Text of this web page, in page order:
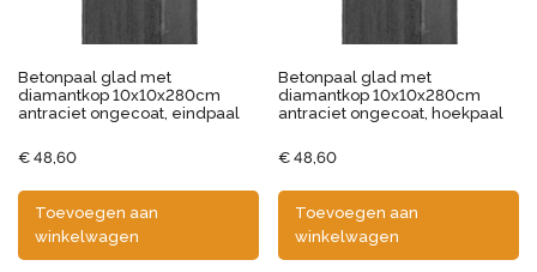
Betonpaal glad met
diamantkop 10x10x280cm
antraciet ongecoat, eindpaal
€ 48,60
Toevoegen aan
winkelwagen
Betonpaal glad met
diamantkop 10x10x280cm
antraciet ongecoat, hoekpaal
€ 48,60
Toevoegen aan
winkelwagen